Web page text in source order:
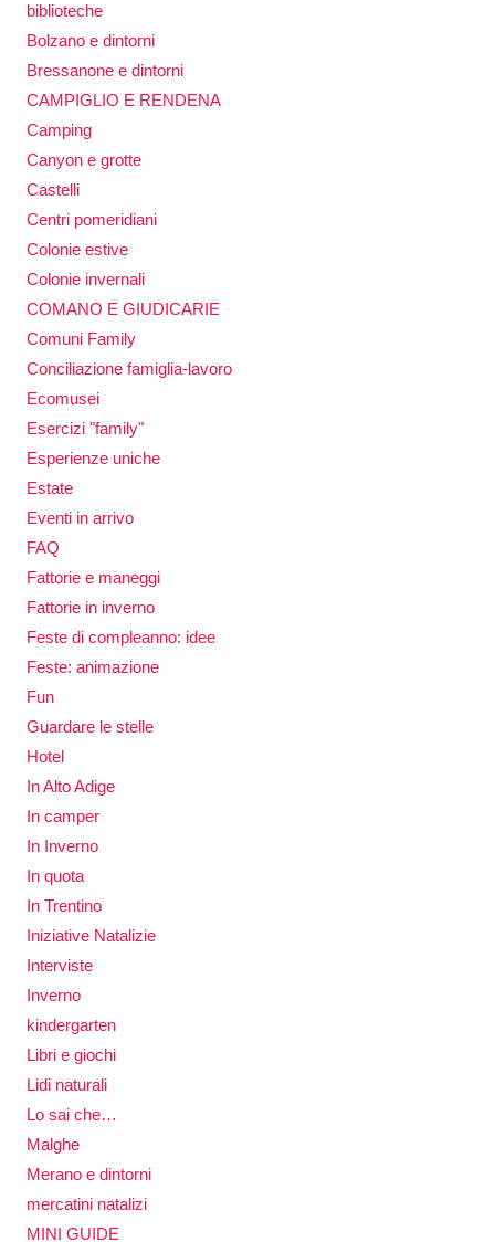
biblioteche
Bolzano e dintorni
Bressanone e dintorni
CAMPIGLIO E RENDENA
Camping
Canyon e grotte
Castelli
Centri pomeridiani
Colonie estive
Colonie invernali
COMANO E GIUDICARIE
Comuni Family
Conciliazione famiglia-lavoro
Ecomusei
Esercizi "family"
Esperienze uniche
Estate
Eventi in arrivo
FAQ
Fattorie e maneggi
Fattorie in inverno
Feste di compleanno: idee
Feste: animazione
Fun
Guardare le stelle
Hotel
In Alto Adige
In camper
In Inverno
In quota
In Trentino
Iniziative Natalizie
Interviste
Inverno
kindergarten
Libri e giochi
Lidi naturali
Lo sai che…
Malghe
Merano e dintorni
mercatini natalizi
MINI GUIDE